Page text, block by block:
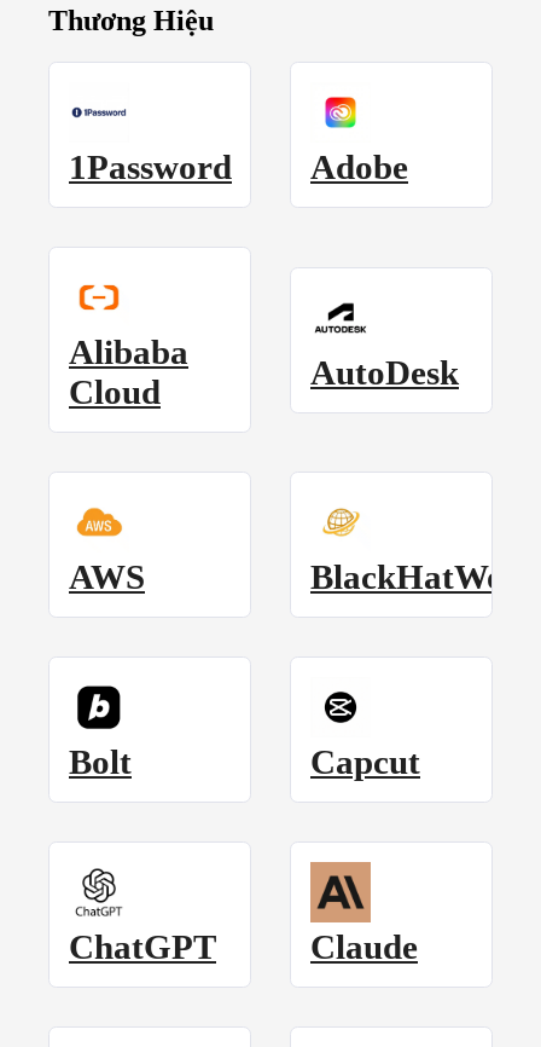
Thương Hiệu
1Password Adobe
Alibaba
Cloud
AutoDesk
AWS
Bolt Capcut
ChatGPT Claude